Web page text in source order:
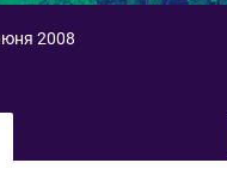
2008